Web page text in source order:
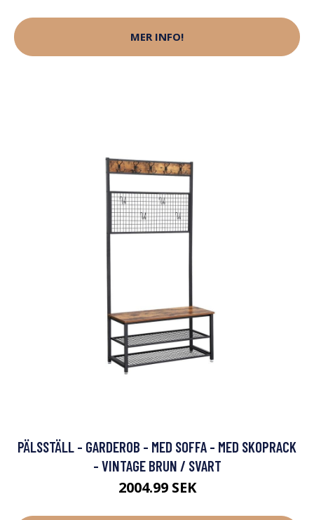
MER INFO!
PÄLSSTÄLL - GARDEROB - MED SOFFA - MED SKOPRACK
- VINTAGE BRUN / SVART
2004.99 SEK